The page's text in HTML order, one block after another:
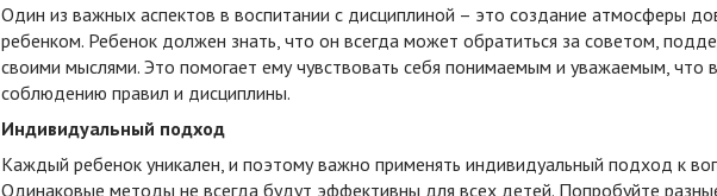
Один из важных аспектов в воспитании с дисциплиной – это создание атмосферы
ребенком. Ребенок должен знать, что он всегда может обратиться за советом,
своими мыслями. Это помогает ему чувствовать себя понимаемым и уважаемым, что
соблюдению правил и дисциплины.
Индивидуальный подход
Каждый ребенок уникален, и поэтому важно применять индивидуальный подход к
Одинаковые методы не всегда будут эффективны для всех детей. Попробуйте